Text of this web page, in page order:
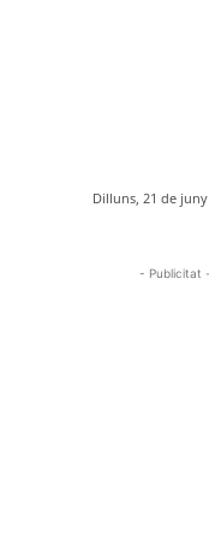
Dilluns, 21 de juny
- Publicitat -